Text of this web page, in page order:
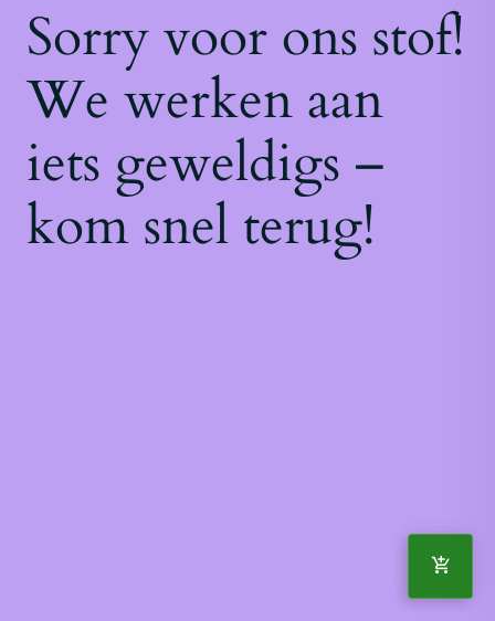
Sorry voor ons stof!
We werken aan
iets geweldigs –
kom snel terug!